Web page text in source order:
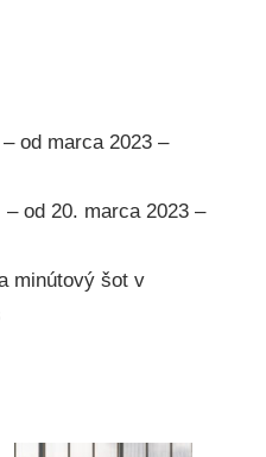
od marca 2023 –
od 20. marca 2023 –
minútový šot v